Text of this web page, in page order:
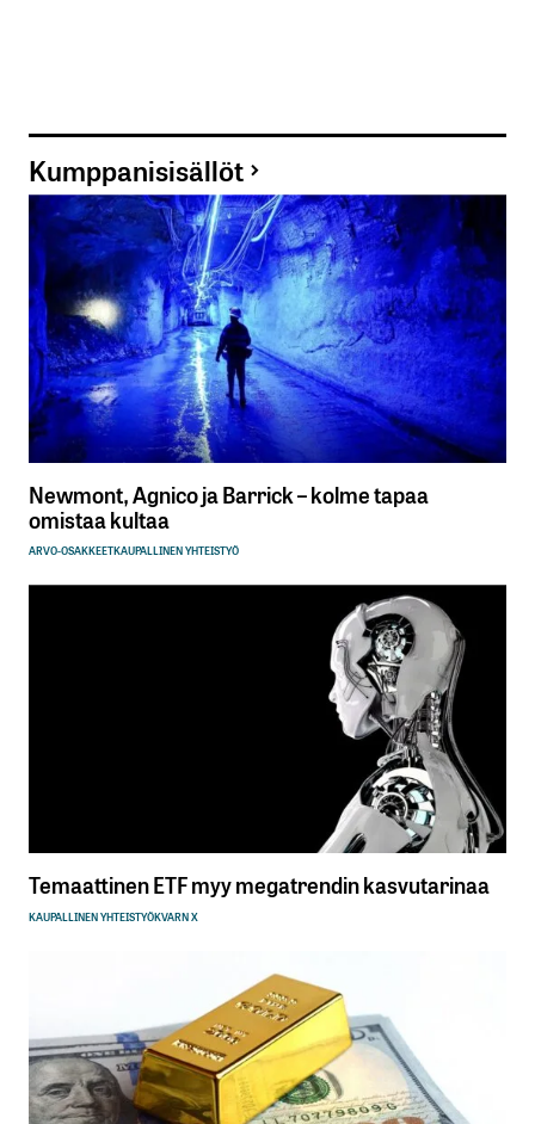
Kumppanisisällöt
Newmont, Agnico ja Barrick – kolme tapaa
omistaa kultaa
ARVO-OSAKKEETKAUPALLINEN YHTEISTYÖ
Temaattinen ETF myy megatrendin kasvutarinaa
KAUPALLINEN YHTEISTYÖKVARN X